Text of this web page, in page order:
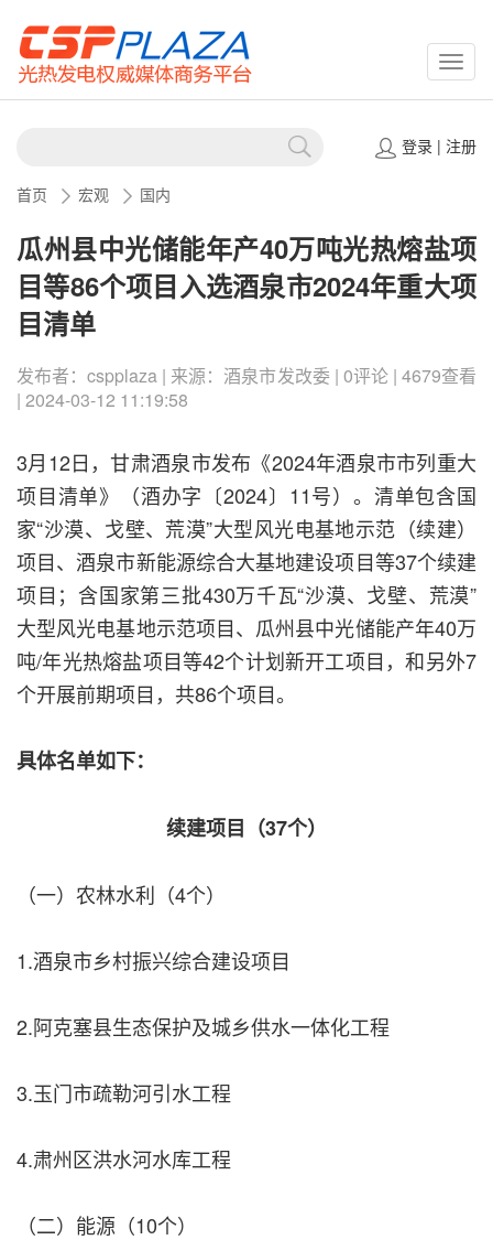
登录| 注册
首页 宏观 国内
瓜州县中光储能年产40万吨光热熔盐项
目等86个项目入选酒泉市2024年重大项
目清单
发布者：cspplaza | 来源：酒泉市发改委 | 0评论 | 4679查看
| 2024-03-12 11:19:58
3月12日，甘肃酒泉市发布《2024年酒泉市市列重大
项目清单》（酒办字〔2024〕11号）。清单包含国
家“沙漠、戈壁、荒漠”大型风光电基地示范（续建）
项目、酒泉市新能源综合大基地建设项目等37个续建
项目；含国家第三批430万千瓦“沙漠、戈壁、荒漠”
大型风光电基地示范项目、瓜州县中光储能产年40万
吨/年光热熔盐项目等42个计划新开工项目，和另外7
个开展前期项目，共86个项目。
具体名单如下：
续建项目（37个）
（一）农林水利（4个）
1.酒泉市乡村振兴综合建设项目
2.阿克塞县生态保护及城乡供水一体化工程
3.玉门市疏勒河引水工程
4.肃州区洪水河水库工程
（二）能源（10个）